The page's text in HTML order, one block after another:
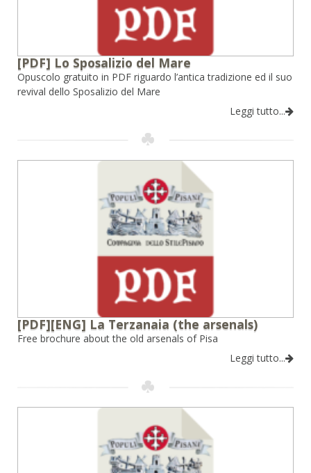
[PDF] Lo Sposalizio del Mare
Opuscolo gratuito in PDF riguardo l’antica tradizione ed il suo
revival dello Sposalizio del Mare
Leggi tutto...
[PDF][ENG] La Terzanaia (the arsenals)
Free brochure about the old arsenals of Pisa
Leggi tutto...